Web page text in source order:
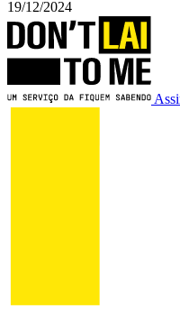
19/12/2024